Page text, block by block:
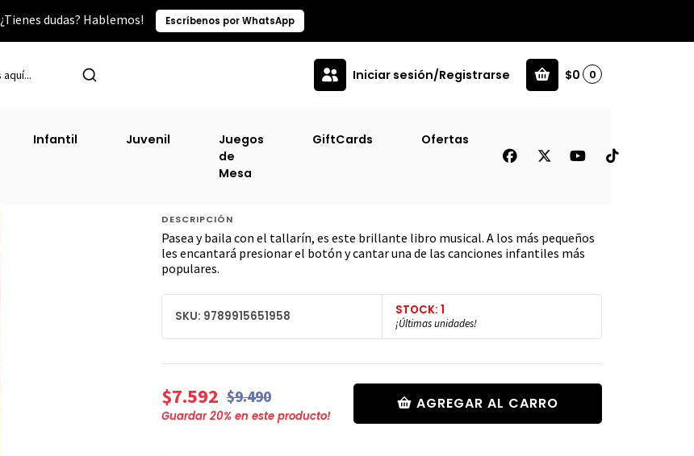
¿Tienes dudas? Hablemos! Escríbenos por WhatsApp
Iniciar sesión/Registrarse $0 0
Infantil Juvenil
Juegos
de
Mesa
GiftCards Ofertas
Canciones Del Jardin - Arrorro - Yo Tengo
DESCRIPCIÓN
Pasea y baila con el tallarín, es este brillante libro musical. A los más pequeños
les encantará presionar el botón y cantar una de las canciones infantiles más
populares.
SKU: 9789915651958 STOCK: 1
¡Últimas unidades!
$7.592 $9.490
Guardar20% en este producto!
AGREGAR AL CARRO